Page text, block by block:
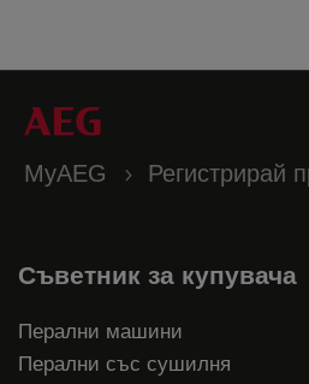
MyAEG Регистрирай
Съветник за купувача
Перални машини
Перални със сушилня